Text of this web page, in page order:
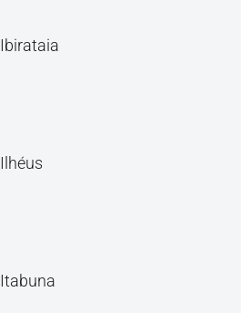
Ibirataia
Ilhéus
Itabuna